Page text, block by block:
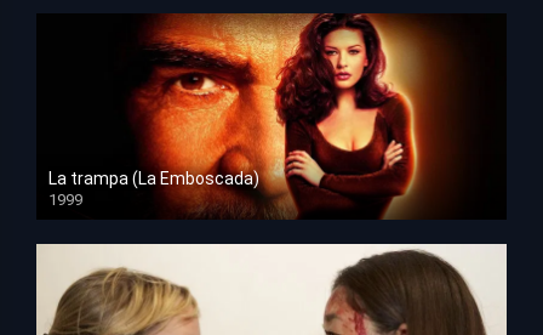
La trampa (La Emboscada)
1999
HD 1080p